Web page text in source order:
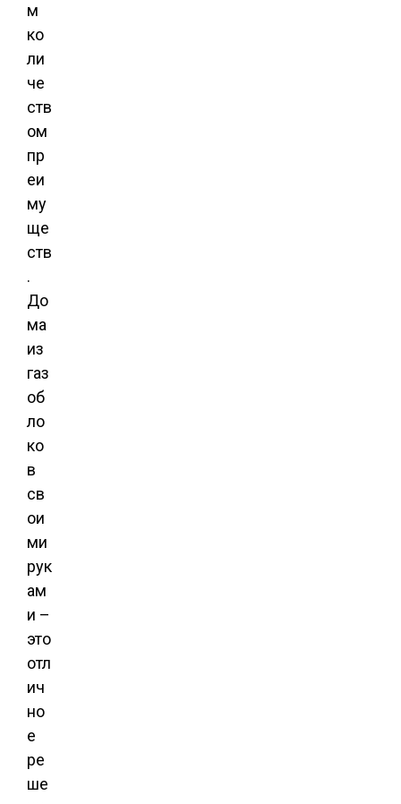
м
ко
ли
че
ств
ом
пр
еи
му
ще
ств
.
До
ма
из
газ
об
ло
ко
в
св
ои
ми
рук
ам
и –
это
отл
ич
но
е
ре
ше